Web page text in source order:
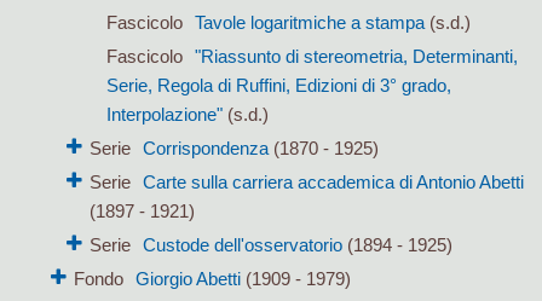
Fascicolo
Tavole logaritmiche a stampa(s.d.)
Fascicolo
"Riassunto di stereometria, Determinanti,
Serie, Regola di Ruffini, Edizioni di 3° grado,
Interpolazione"(s.d.)
Serie
Corrispondenza (1870 - 1925)
Serie
Carte sulla carriera accademica di Antonio Abetti
(1897 - 1921)
Serie
Custode dell'osservatorio (1894 - 1925)
Fondo Giorgio Abetti(1909 - 1979)